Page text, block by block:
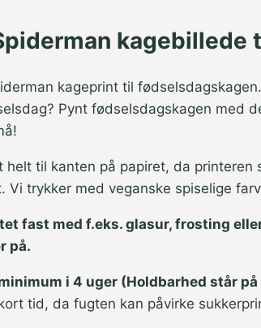
kageprint til
Pynt fødselsdagskagen med
helt til kanten på papiret, da
Vi trykker med veganske spiselige
fast med f.eks. glasur, frosting
på.
i 4 uger (Holdbarhed står
tid, da fugten kan påvirke